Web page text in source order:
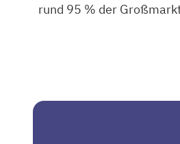
rund 95 % der